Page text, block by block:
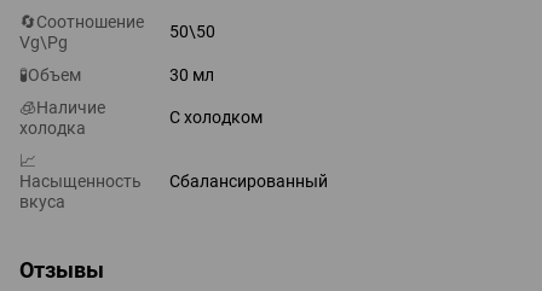
🔄Соотношение
Vg\Pg
50\50
🧪Объем
30 мл
🧊Наличие
холодка
С холодком
📈
Насыщенность
вкуса
Сбалансированный
Отзывы